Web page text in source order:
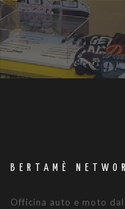
BERTAMÈ
Officina auto e moto